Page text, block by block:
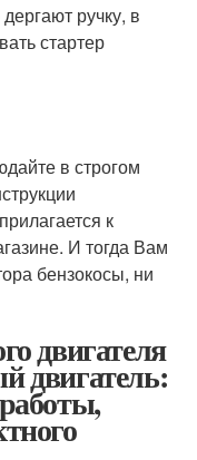
ручку, в
стартер
в строгом
к
И тогда Вам
бензокосы, ни
двигателя
двигатель: